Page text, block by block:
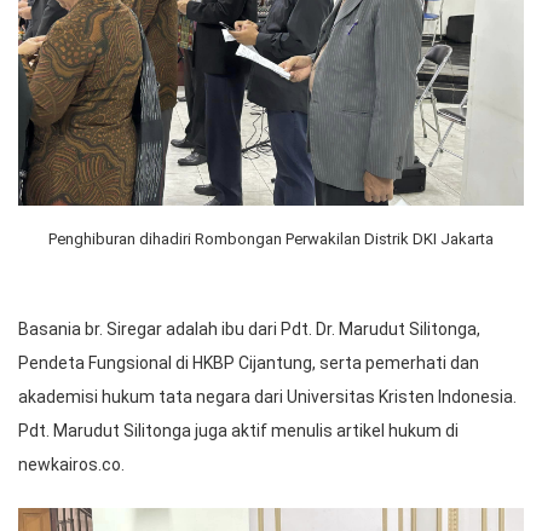
Penghiburan dihadiri Rombongan Perwakilan Distrik DKI Jakarta
Basania br. Siregar adalah ibu dari Pdt. Dr. Marudut Silitonga,
Pendeta Fungsional di HKBP Cijantung, serta pemerhati dan
akademisi hukum tata negara dari Universitas Kristen Indonesia.
Pdt. Marudut Silitonga juga aktif menulis artikel hukum di
newkairos.co.